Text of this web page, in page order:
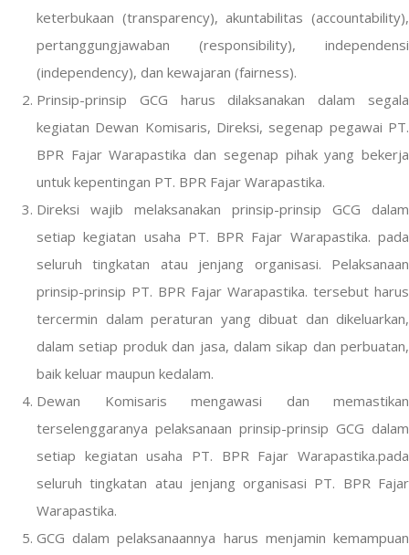
keterbukaan (transparency), akuntabilitas (accountability),
pertanggungjawaban (responsibility), independensi
(independency), dan kewajaran (fairness).
Prinsip-prinsip GCG harus dilaksanakan dalam segala
kegiatan Dewan Komisaris, Direksi, segenap pegawai PT.
BPR Fajar Warapastika dan segenap pihak yang bekerja
untuk kepentingan PT. BPR Fajar Warapastika.
Direksi wajib melaksanakan prinsip-prinsip GCG dalam
setiap kegiatan usaha PT. BPR Fajar Warapastika. pada
seluruh tingkatan atau jenjang organisasi. Pelaksanaan
prinsip-prinsip PT. BPR Fajar Warapastika. tersebut harus
tercermin dalam peraturan yang dibuat dan dikeluarkan,
dalam setiap produk dan jasa, dalam sikap dan perbuatan,
baik keluar maupun kedalam.
Dewan Komisaris mengawasi dan memastikan
terselenggaranya pelaksanaan prinsip-prinsip GCG dalam
setiap kegiatan usaha PT. BPR Fajar Warapastika.pada
seluruh tingkatan atau jenjang organisasi PT. BPR Fajar
Warapastika.
GCG dalam pelaksanaannya harus menjamin kemampuan